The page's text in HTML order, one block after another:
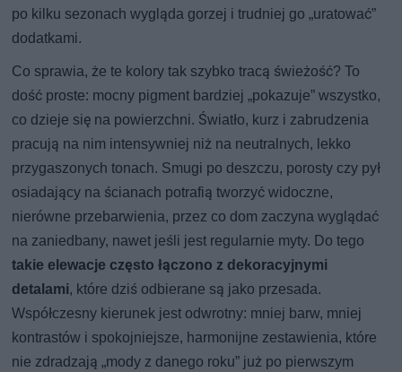
po kilku sezonach wygląda gorzej i trudniej go „uratować”
dodatkami.
Co sprawia, że te kolory tak szybko tracą świeżość? To
dość proste: mocny pigment bardziej „pokazuje” wszystko,
co dzieje się na powierzchni. Światło, kurz i zabrudzenia
pracują na nim intensywniej niż na neutralnych, lekko
przygaszonych tonach. Smugi po deszczu, porosty czy pył
osiadający na ścianach potrafią tworzyć widoczne,
nierówne przebarwienia, przez co dom zaczyna wyglądać
na zaniedbany, nawet jeśli jest regularnie myty. Do tego
takie elewacje często łączono z dekoracyjnymi
detalami, które dziś odbierane są jako przesada.
Współczesny kierunek jest odwrotny: mniej barw, mniej
kontrastów i spokojniejsze, harmonijne zestawienia, które
nie zdradzają „mody z danego roku” już po pierwszym